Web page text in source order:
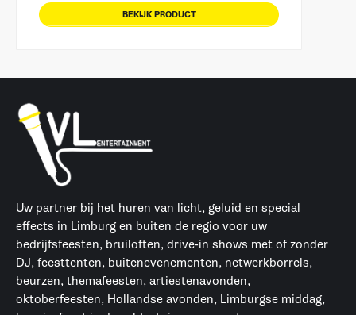
BEKIJK PRODUCT
Uw partner bij het huren van licht, geluid en special
effects in Limburg en buiten de regio voor uw
bedrijfsfeesten, bruiloften, drive-in shows met of zonder
DJ, feesttenten, buitenevenementen, netwerkborrels,
beurzen, themafeesten, artiestenavonden,
oktoberfeesten, Hollandse avonden, Limburgse middag,